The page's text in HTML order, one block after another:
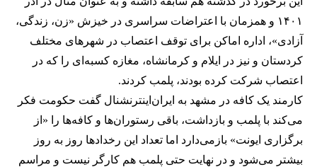
۱۴۰۱ و همزمان با اعتراضات سراسری در خیزش «زن، زندگی،
آزادی»، اداره اماکن برای توقف اعتصاب در شهرهای مختلف
کردستان و نیز در ایلام و کرمانشاه، مغازه کسبه‌ای را که در
اعتصاب شرکت کرده بودند، پلمب کردند.
کارمند یک کافه در مشهد به ایران‌اینترنشنال گفت حکومت فکر
می‌کند با پلمب و بازداشت، باقی رستوران‌ها و کافه‌ها را «از
برگزاری ایونت» بازمی‌دارد اما تعداد این رخدادها روز به روز
بیشتر می‌شود و در نهایت حتی پلمب هم کارگر نیست و مراسم